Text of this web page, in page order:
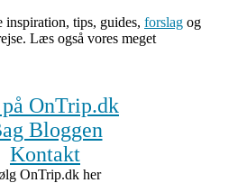
tips, guides, forslag og
Læs også vores meget
OnTrip.dk
Bloggen
Kontakt
OnTrip.dk her